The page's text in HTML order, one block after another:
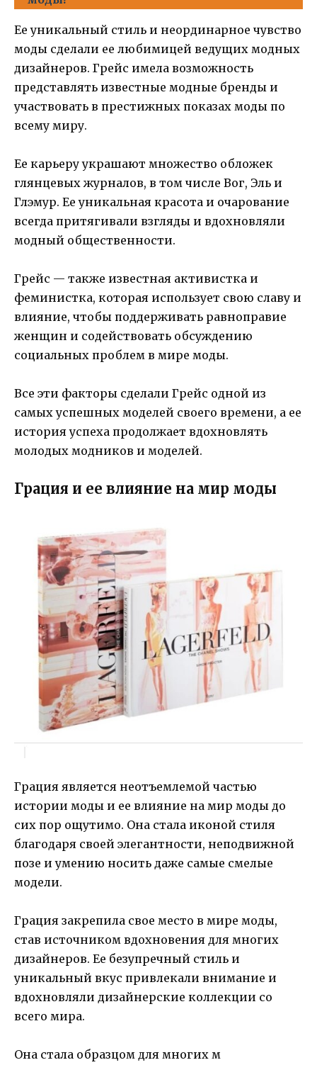
Ее уникальный стиль и неординарное чувство
моды сделали ее любимицей ведущих модных
дизайнеров. Грейс имела возможность
представлять известные модные бренды и
участвовать в престижных показах моды по
всему миру.
Ее карьеру украшают множество обложек
глянцевых журналов, в том числе Вог, Эль и
Глэмур. Ее уникальная красота и очарование
всегда притягивали взгляды и вдохновляли
модный общественности.
Грейс — также известная активистка и
феминистка, которая использует свою славу и
влияние, чтобы поддерживать равноправие
женщин и содействовать обсуждению
социальных проблем в мире моды.
Все эти факторы сделали Грейс одной из
самых успешных моделей своего времени, а ее
история успеха продолжает вдохновлять
молодых модников и моделей.
Грация и ее влияние на мир моды
Грация является неотъемлемой частью
истории моды и ее влияние на мир моды до
сих пор ощутимо. Она стала иконой стиля
благодаря своей элегантности, неподвижной
позе и умению носить даже самые смелые
модели.
Грация закрепила свое место в мире моды,
став источником вдохновения для многих
дизайнеров. Ее безупречный стиль и
уникальный вкус привлекали внимание и
вдохновляли дизайнерские коллекции со
всего мира.
Она стала образцом для многих м